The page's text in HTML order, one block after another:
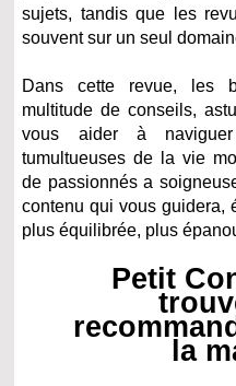
sujets, tandis que les
souvent sur un seul
Dans cette revue, les
multitude de conseils,
vous aider à
tumultueuses de la vie
de passionnés a
contenu qui vous guidera,
plus équilibrée, plus
Petit
la